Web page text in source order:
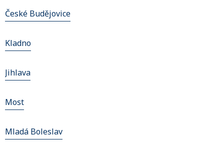
České Budějovice
Kladno
Jihlava
Most
Mladá Boleslav